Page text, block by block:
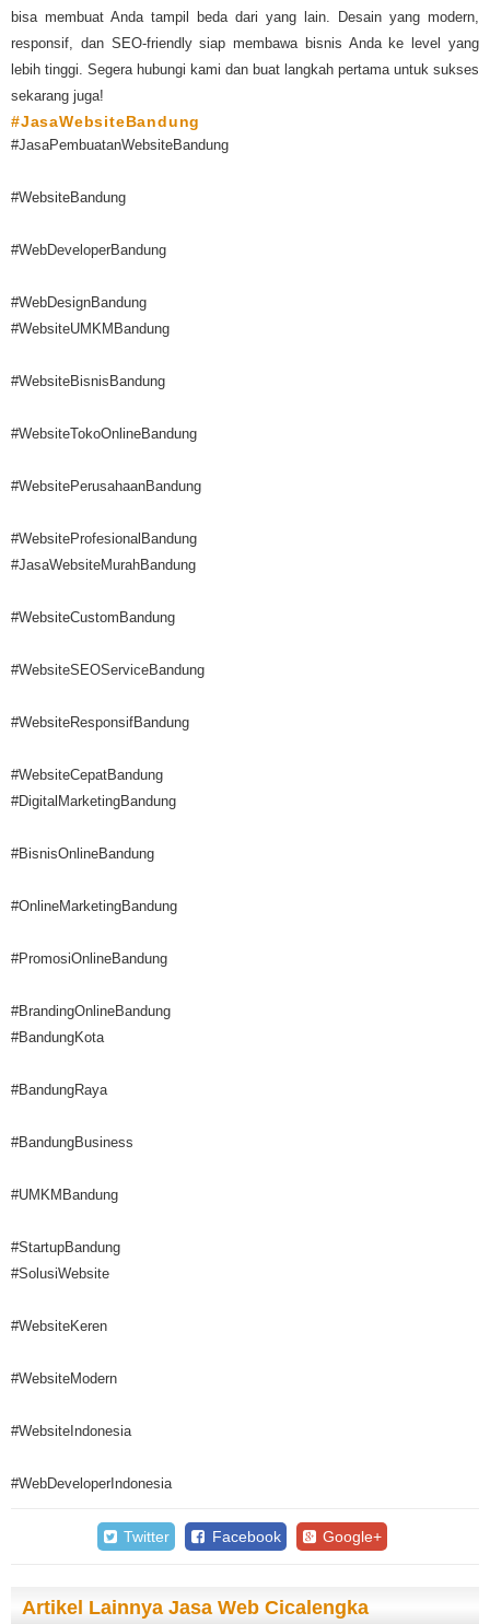
bisa membuat Anda tampil beda dari yang lain. Desain yang modern,
responsif, dan SEO-friendly siap membawa bisnis Anda ke level yang
lebih tinggi. Segera hubungi kami dan buat langkah pertama untuk sukses
sekarang juga!
#JasaWebsiteBandung
#JasaPembuatanWebsiteBandung
#WebsiteBandung
#WebDeveloperBandung
#WebDesignBandung
#WebsiteUMKMBandung
#WebsiteBisnisBandung
#WebsiteTokoOnlineBandung
#WebsitePerusahaanBandung
#WebsiteProfesionalBandung
#JasaWebsiteMurahBandung
#WebsiteCustomBandung
#WebsiteSEOServiceBandung
#WebsiteResponsifBandung
#WebsiteCepatBandung
#DigitalMarketingBandung
#BisnisOnlineBandung
#OnlineMarketingBandung
#PromosiOnlineBandung
#BrandingOnlineBandung
#BandungKota
#BandungRaya
#BandungBusiness
#UMKMBandung
#StartupBandung
#SolusiWebsite
#WebsiteKeren
#WebsiteModern
#WebsiteIndonesia
#WebDeveloperIndonesia
Twitter Facebook Google+
Artikel Lainnya Jasa Web Cicalengka